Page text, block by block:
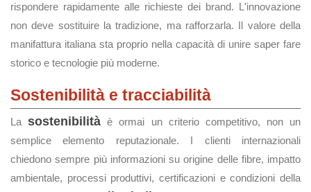
rispondere rapidamente alle richieste dei brand. L'innovazione
non deve sostituire la tradizione, ma rafforzarla. Il valore della
manifattura italiana sta proprio nella capacità di unire saper fare
storico e tecnologie più moderne.
Sostenibilità e tracciabilità
Lasostenibilità è ormai un criterio competitivo, non un
semplice elemento reputazionale. I clienti internazionali
chiedono sempre più informazioni su origine delle fibre, impatto
ambientale, processi produttivi, certificazioni e condizioni della